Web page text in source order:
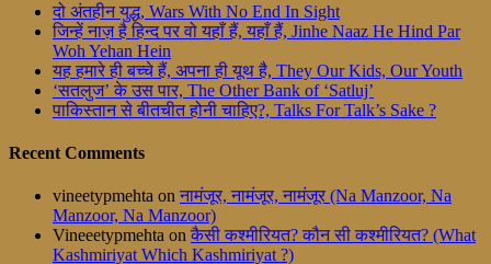
दो अंतहीन युद्ध, Wars With No End In Sight
जिन्हें नाज़ है हिन्द पर वो यहाँ हैं, यहाँ हैं, Jinhe Naaz He Hind Par
Woh Yehan Hein
यह हमारे ही बच्चे हैं, अपना ही यूथ है, They Our Kids, Our Youth
‘सतलुज’ के उस पार, The Other Bank of ‘Satluj’
पाकिस्तान से बीतचीत होनी चाहिए?, Talks For Talk’s Sake ?
Recent Comments
vineetypmehta on नामंजूर, नामंजूर, नामंजूर (Na Manzoor, Na
Manzoor, Na Manzoor)
Vineeetypmehta on कैसी कश्मीरियत? कौन सी कश्मीरियत? (What
Kashmiriyat Which Kashmiriyat ?)